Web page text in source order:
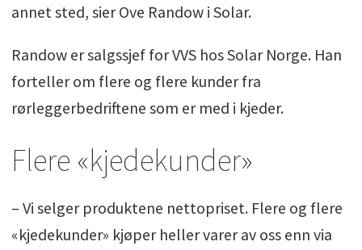
annet sted, sier Ove Randow i Solar.
Randow er salgssjef for VVS hos Solar Norge. Han
forteller om flere og flere kunder fra
rørleggerbedriftene som er med i kjeder.
Flere «kjedekunder»
– Vi selger produktene nettopriset. Flere og flere
«kjedekunder» kjøper heller varer av oss enn via